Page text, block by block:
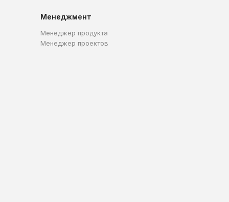
Менеджмент
Менеджер продукта
Менеджер проектов